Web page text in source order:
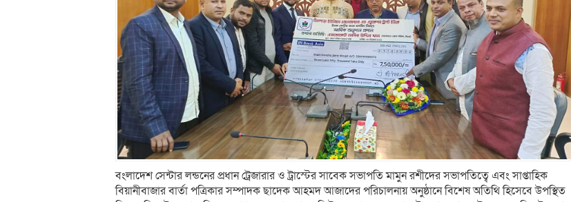
বংলাদেশ সেন্টার লন্ডনের প্রধান ট্রেজারার ও ট্রাস্টের সাবেক সভাপতি মামুন রশীদের সভাপতিত্বে এবং সাপ্তাহিক
বিয়ানীবাজার বার্তা পত্রিকার সম্পাদক ছাদেক আহমদ আজাদের পরিচালনায় অনুষ্ঠানে বিশেষ অতিথি হিসেবে উপস্থিত